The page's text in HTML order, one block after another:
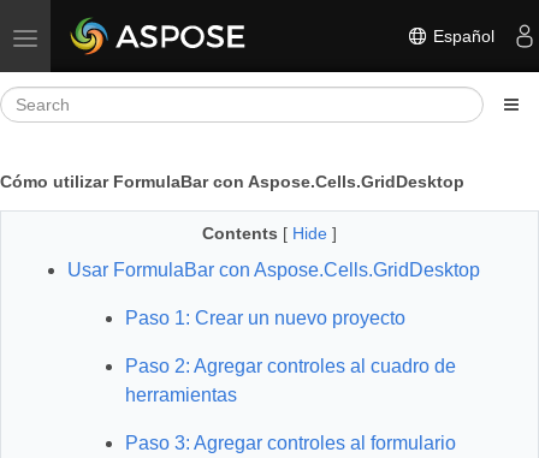
Toggle navigation Español
Cómo utilizar FormulaBar con Aspose.Cells.GridDesktop
Contents [ Hide ]
Usar FormulaBar con Aspose.Cells.GridDesktop
Paso 1: Crear un nuevo proyecto
Paso 2: Agregar controles al cuadro de
herramientas
Paso 3: Agregar controles al formulario